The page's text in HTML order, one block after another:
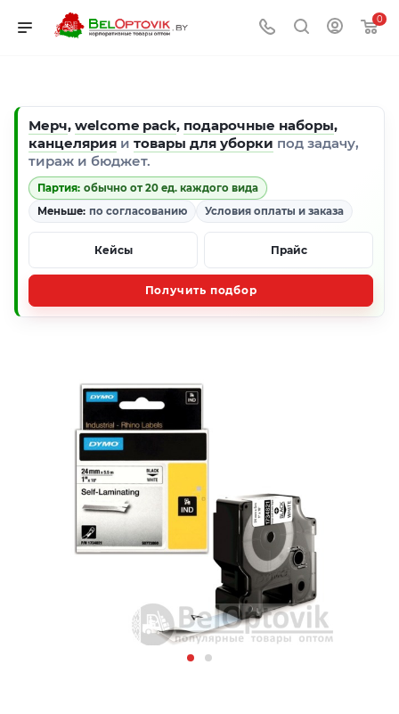
0
Мерч, welcome pack, подарочные наборы,
канцелярия и товары для уборки под задачу,
тираж и бюджет.
Партия: обычно от 20 ед. каждого вида
Меньше: по согласованию Условия оплаты и заказа
Кейсы Прайс
Получить подбор